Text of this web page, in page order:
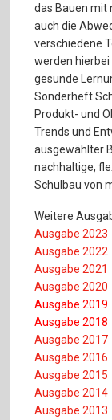
das Bauen mit
auch die
verschiedene
werden
gesunde
Sonderheft
Produkt- und
Trends und
ausgewählter
nachhaltige,
Schulbau von
Weitere
Ausgabe 2023
Ausgabe 2022
Ausgabe 2021
Ausgabe 2020
Ausgabe 2019
Ausgabe 2018
Ausgabe 2017
Ausgabe 2016
Ausgabe 2015
Ausgabe 2014
Ausgabe 2013